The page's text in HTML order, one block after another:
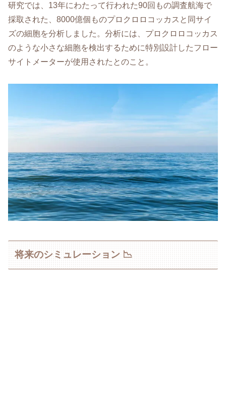
研究では、13年にわたって行われた90回もの調査航海で
採取された、8000億個ものプロクロロコッカスと同サイ
ズの細胞を分析しました。分析には、プロクロロコッカス
のような小さな細胞を検出するために特別設計したフロー
サイトメーターが使用されたとのこと。
将来のシミュレーション 📉